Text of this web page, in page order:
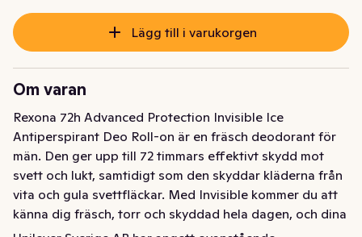
Lägg till i varukorgen
Om varan
Rexona 72h Advanced Protection Invisible Ice
Antiperspirant Deo Roll-on är en fräsch deodorant för
män. Den ger upp till 72 timmars effektivt skydd mot
svett och lukt, samtidigt som den skyddar kläderna från
vita och gula svettfläckar. Med Invisible kommer du att
känna dig fräsch, torr och skyddad hela dagen, och dina
kläder kommer att vara lika skyddade som du är. Tack